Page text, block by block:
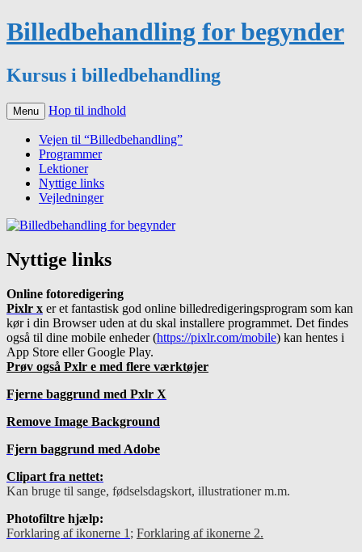
Billedbehandling for begynder
Kursus i billedbehandling
Menu Hop til indhold
Vejen til “Billedbehandling”
Programmer
Lektioner
Nyttige links
Vejledninger
Nyttige links
Online fotoredigering
Pixlr x er et fantastisk god online billedredigeringsprogram som kan
kør i din Browser uden at du skal installere programmet. Det findes
også til dine mobile enheder (https://pixlr.com/mobile) kan hentes i
App Store eller Google Play.
Prøv også Pxlr e med flere værktøjer
Fjerne baggrund med Pxlr X
Remove Image Background
Fjern baggrund med Adobe
Clipart fra nettet:
Kan bruge til sange, fødselsdagskort, illustrationer m.m.
Photofiltre hjælp:
Forklaring af ikonerne 1 ; Forklaring af ikonerne 2.